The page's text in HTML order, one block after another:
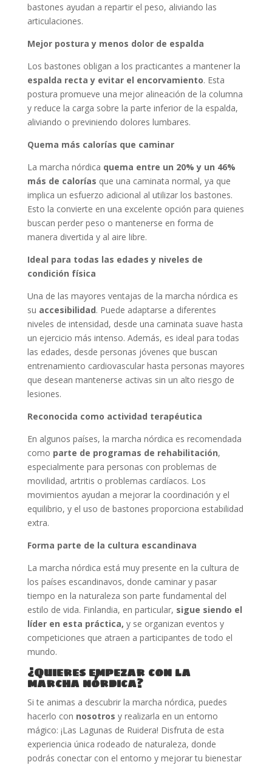
bastones ayudan a repartir el peso, aliviando las
articulaciones.
Mejor postura y menos dolor de espalda
Los bastones obligan a los practicantes a mantener la
espalda recta y evitar el encorvamiento. Esta
postura promueve una mejor alineación de la columna
y reduce la carga sobre la parte inferior de la espalda,
aliviando o previniendo dolores lumbares.
Quema más calorías que caminar
La marcha nórdica quema entre un 20% y un 46%
más de calorías que una caminata normal, ya que
implica un esfuerzo adicional al utilizar los bastones.
Esto la convierte en una excelente opción para quienes
buscan perder peso o mantenerse en forma de
manera divertida y al aire libre.
Ideal para todas las edades y niveles de
condición física
Una de las mayores ventajas de la marcha nórdica es
su accesibilidad. Puede adaptarse a diferentes
niveles de intensidad, desde una caminata suave hasta
un ejercicio más intenso. Además, es ideal para todas
las edades, desde personas jóvenes que buscan
entrenamiento cardiovascular hasta personas mayores
que desean mantenerse activas sin un alto riesgo de
lesiones.
Reconocida como actividad terapéutica
En algunos países, la marcha nórdica es recomendada
como parte de programas de rehabilitación,
especialmente para personas con problemas de
movilidad, artritis o problemas cardíacos. Los
movimientos ayudan a mejorar la coordinación y el
equilibrio, y el uso de bastones proporciona estabilidad
extra.
Forma parte de la cultura escandinava
La marcha nórdica está muy presente en la cultura de
los países escandinavos, donde caminar y pasar
tiempo en la naturaleza son parte fundamental del
estilo de vida. Finlandia, en particular, sigue siendo el
líder en esta práctica, y se organizan eventos y
competiciones que atraen a participantes de todo el
mundo.
¿Quieres empezar con la
marcha nórdica?
Si te animas a descubrir la marcha nórdica, puedes
hacerlo con nosotros y realizarla en un entorno
mágico: ¡Las Lagunas de Ruidera! Disfruta de esta
experiencia única rodeado de naturaleza, donde
podrás conectar con el entorno y mejorar tu bienestar